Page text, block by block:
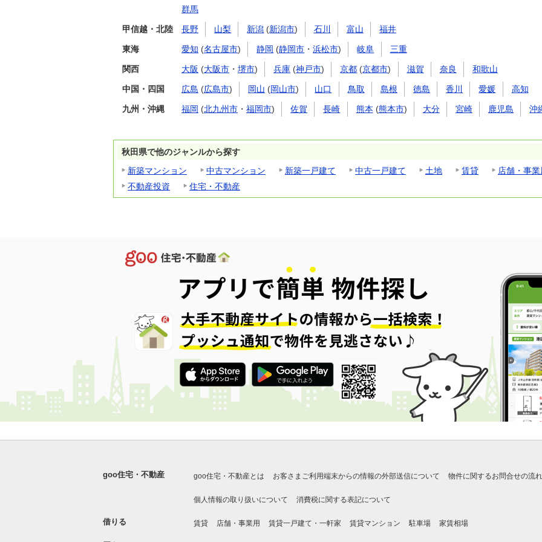
群馬
甲信越・北陸 長野 山梨 新潟 (新潟市) 石川 富山 福井
東海 愛知 (名古屋市) 静岡 (静岡市 ・浜松市) 岐阜 三重
関西 大阪 (大阪市 ・ 堺市) 兵庫 (神戸市) 京都 (京都市) 滋賀 奈良 和歌山
中国・四国 広島 (広島市) 岡山 (岡山市) 山口 鳥取 島根 徳島 香川 愛媛 高知
九州・沖縄 福岡 (北九州市 ・ 福岡市) 佐賀 長崎 熊本 (熊本市) 大分 宮崎 鹿児島 沖
秋田県で他のジャンルから探す
新築マンション
中古マンション 新築一戸建て 中古一戸建て 土地 賃貸
店舗・事業
不動産投資
住宅・不動産
goo住宅・不動産 goo住宅・不動産とは お客さまご利用端末からの情報の外部送信について 物件に関するお問合せの流れ
個人情報の取り扱いについて 消費税に関する表記について
借りる 賃貸 店舗・事業用 賃貸一戸建て・一軒家 賃貸マンション 駐車場 家賃相場